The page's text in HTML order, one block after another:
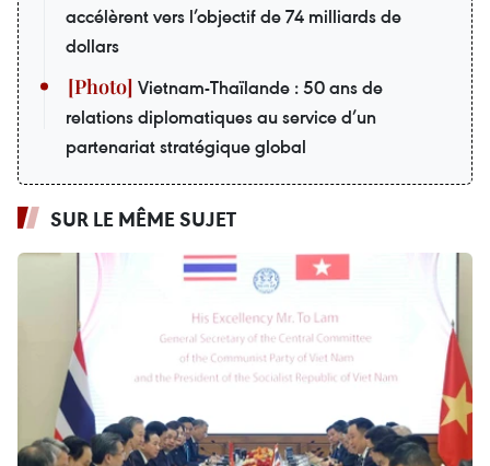
accélèrent vers l’objectif de 74 milliards de
dollars
Vietnam-Thaïlande : 50 ans de
relations diplomatiques au service d’un
partenariat stratégique global
SUR LE MÊME SUJET